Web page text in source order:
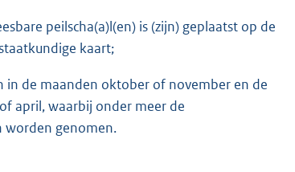
peilscha(a)l(en) is (zijn) geplaatst op de
kaart;
in de maanden oktober of november en de
april, waarbij onder meer de
worden genomen.